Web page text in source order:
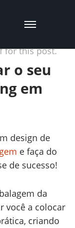
for this post.
o seu
em
design de
e faça do
de sucesso!
da
você a colocar
criando